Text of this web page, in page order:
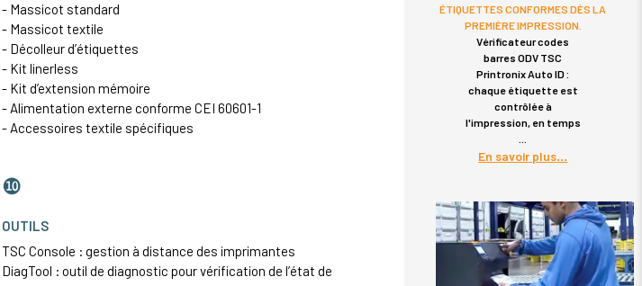
- Massicot standard
- Massicot textile
- Décolleur d’étiquettes
- Kit linerless
- Kit d’extension mémoire
- Alimentation externe conforme CEI 60601-1
- Accessoires textile spécifiques
❿
OUTILS
TSC Console : gestion à distance des imprimantes
DiagTool : outil de diagnostic pour vérification de l’état de
ÉTIQUETTES CONFORMES DÈS LA
PREMIÈRE IMPRESSION.
Vérificateur codes
barres ODV TSC
Printronix Auto ID :
chaque étiquette est
contrôlée à
l'impression, en temps
En savoir plus